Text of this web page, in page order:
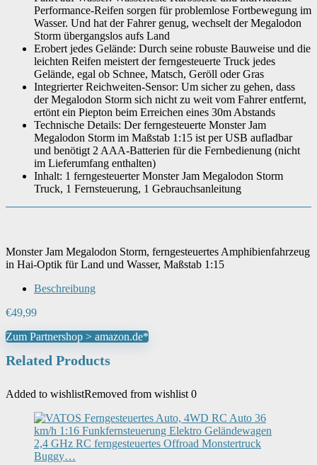
Batterien notwendig ‎Ja
Batterien inbegriffen ‎Nein
Artikelgewicht ‎960 g
Performance-Reifen sorgen für problemlose Fortbewegung im
Wasser. Und hat der Fahrer genug, wechselt der Megalodon
Storm übergangslos aufs Land
Erobert jedes Gelände: Durch seine robuste Bauweise und die
leichten Reifen meistert der ferngesteuerte Truck jedes
Gelände, egal ob Schnee, Matsch, Geröll oder Gras
Integrierter Reichweiten-Sensor: Um sicher zu gehen, dass
der Megalodon Storm sich nicht zu weit vom Fahrer entfernt,
ertönt ein Piepton beim Erreichen eines 30m Abstands
Technische Details: Der ferngesteuerte Monster Jam
Megalodon Storm im Maßstab 1:15 ist per USB aufladbar
und benötigt 2 AAA-Batterien für die Fernbedienung (nicht
im Lieferumfang enthalten)
Inhalt: 1 ferngesteuerter Monster Jam Megalodon Storm
Truck, 1 Fernsteuerung, 1 Gebrauchsanleitung
Monster Jam Megalodon Storm, ferngesteuertes Amphibienfahrzeug
in Hai-Optik für Land und Wasser, Maßstab 1:15
Beschreibung
€49,99
Zum Partnershop > amazon.de*
Related Products
Added to wishlistRemoved from wishlist 0